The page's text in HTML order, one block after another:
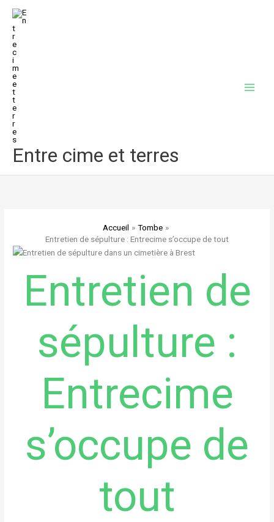
contenu
Entre cime et terres
Accueil
Tombe
Entretien de sépulture : Entrecime s’occupe de tout
Entretien de
sépulture :
Entrecime
s’occupe de
tout